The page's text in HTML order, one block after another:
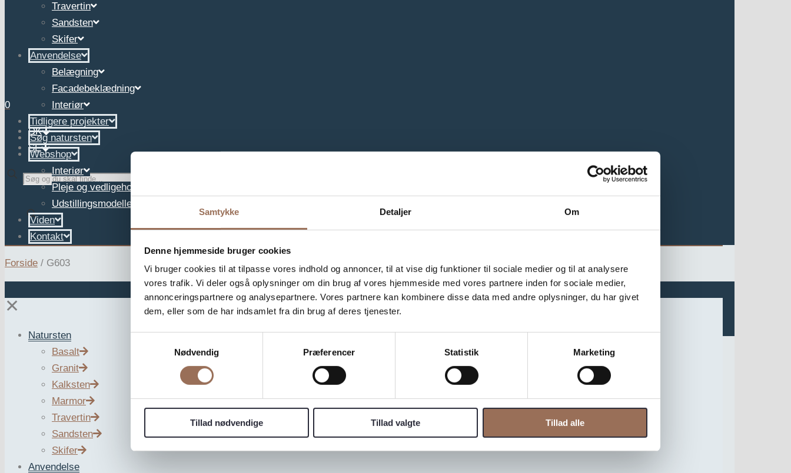
Samtykke Detaljer Om
Denne hjemmeside bruger cookies
Vi bruger cookies til at tilpasse vores indhold og annoncer, til at vise dig funktioner til sociale medier og til at analysere
vores trafik. Vi deler også oplysninger om din brug af vores hjemmeside med vores partnere inden for sociale medier,
annonceringspartnere og analysepartnere. Vores partnere kan kombinere disse data med andre oplysninger, du har givet
dem, eller som de har indsamlet fra din brug af deres tjenester.
Nødvendig
Præferencer Statistik Marketing
Tillad nødvendige Tillad valgte Tillad alle
0
DK
SE
Travertin
Sandsten
Skifer
Anvendelse
Belægning
Facadebeklædning
Interiør
Tidligere projekter
Søg natursten
Webshop
Interiør
Pleje og vedligehold
Udstillingsmodeller
Viden
Kontakt
Forside / G603
✕
Natursten
Basalt
Granit
Kalksten
Marmor
Travertin
Sandsten
Skifer
Anvendelse